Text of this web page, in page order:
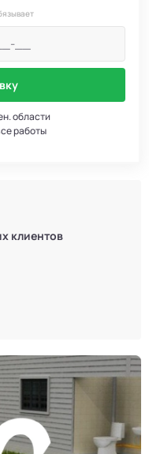
области
работы
клиентов